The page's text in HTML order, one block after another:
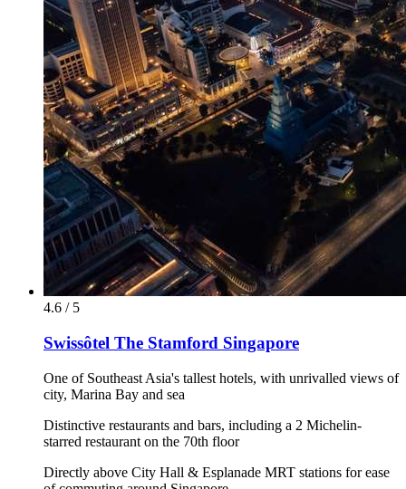
4.6 / 5
Swissôtel The Stamford Singapore
One of Southeast Asia's tallest hotels, with unrivalled views of
city, Marina Bay and sea
Distinctive restaurants and bars, including a 2 Michelin-
starred restaurant on the 70th floor
Directly above City Hall & Esplanade MRT stations for ease